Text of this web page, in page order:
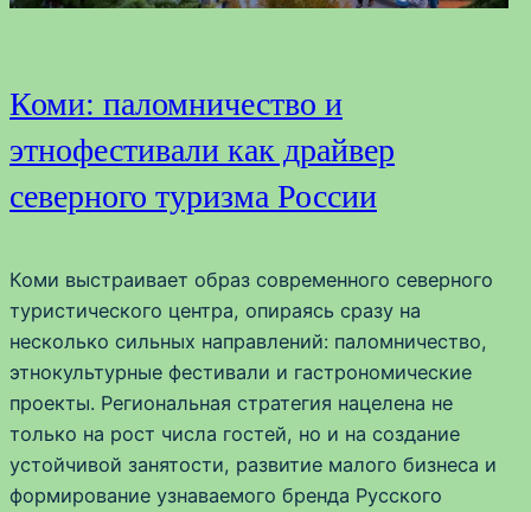
Коми: паломничество и
этнофестивали как драйвер
северного туризма России
Коми выстраивает образ современного северного
туристического центра, опираясь сразу на
несколько сильных направлений: паломничество,
этнокультурные фестивали и гастрономические
проекты. Региональная стратегия нацелена не
только на рост числа гостей, но и на создание
устойчивой занятости, развитие малого бизнеса и
формирование узнаваемого бренда Русского